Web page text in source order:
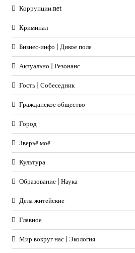
Коррупции.net
Криминал
Бизнес-инфо | Дикое поле
Актуально | Резонанс
Гость | Собеседник
Гражданское общество
Город
Зверьё моё
Культура
Образование | Наука
Дела житейские
Главное
Мир вокруг нас | Экология